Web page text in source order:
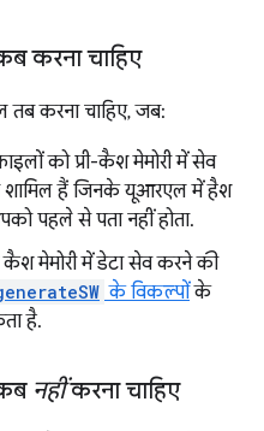
करना चाहिए
तब करना चाहिए, जब:
को प्री-कैश मेमोरी में सेव
शामिल हैं जिनके यूआरएल में हैश
पहले से पता नहीं होता.
मेमोरी में डेटा सेव करने की
के विकल्पोंके
है.
नहींकरना चाहिए